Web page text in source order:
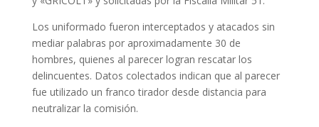
Los uniformado fueron interceptados y atacados sin
mediar palabras por aproximadamente 30 de
hombres, quienes al parecer logran rescatar los
delincuentes. Datos colectados indican que al parecer
fue utilizado un franco tirador desde distancia para
neutralizar la comisión.